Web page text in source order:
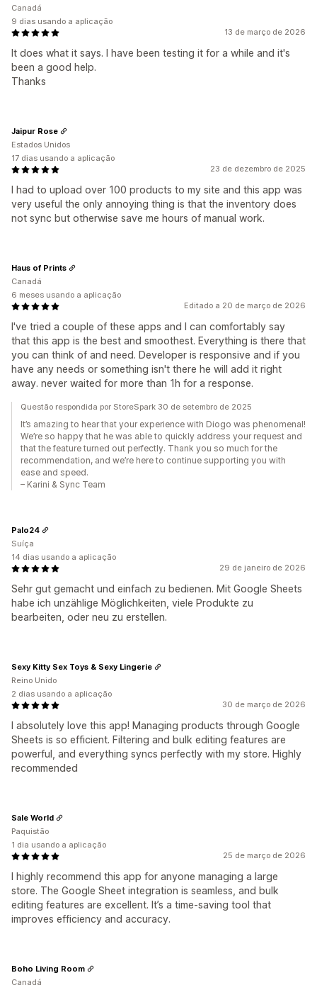
13 de março de 2026
It does what it says. I have been testing it for a while and it's
been a good help.
Thanks
Canadá
9 dias usando a aplicação
23 de dezembro de 2025
I had to upload over 100 products to my site and this app was
very useful the only annoying thing is that the inventory does
not sync but otherwise save me hours of manual work.
Jaipur Rose
Estados Unidos
17 dias usando a aplicação
Editado a 20 de março de 2026
I've tried a couple of these apps and I can comfortably say
that this app is the best and smoothest. Everything is there that
you can think of and need. Developer is responsive and if you
have any needs or something isn't there he will add it right
away. never waited for more than 1h for a response.
Haus of Prints
Canadá
6 meses usando a aplicação
Questão respondida por StoreSpark 30 de setembro de 2025
It’s amazing to hear that your experience with Diogo was phenomenal!
We’re so happy that he was able to quickly address your request and
that the feature turned out perfectly. Thank you so much for the
recommendation, and we’re here to continue supporting you with
ease and speed.
– Karini & Sync Team
29 de janeiro de 2026
Sehr gut gemacht und einfach zu bedienen. Mit Google Sheets
habe ich unzählige Möglichkeiten, viele Produkte zu
bearbeiten, oder neu zu erstellen.
Palo24
Suíça
14 dias usando a aplicação
30 de março de 2026
I absolutely love this app! Managing products through Google
Sheets is so efficient. Filtering and bulk editing features are
powerful, and everything syncs perfectly with my store. Highly
recommended
Sexy Kitty Sex Toys & Sexy Lingerie
Reino Unido
2 dias usando a aplicação
25 de março de 2026
I highly recommend this app for anyone managing a large
store. The Google Sheet integration is seamless, and bulk
editing features are excellent. It’s a time-saving tool that
improves efficiency and accuracy.
Sale World
Paquistão
1 dia usando a aplicação
Boho Living Room
Canadá